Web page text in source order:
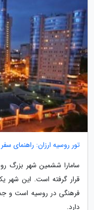
تور روسیه ارزان: راهنمای
سامارا ششمین شهر بزرگ
قرار گرفته است. این شهر
دارد.